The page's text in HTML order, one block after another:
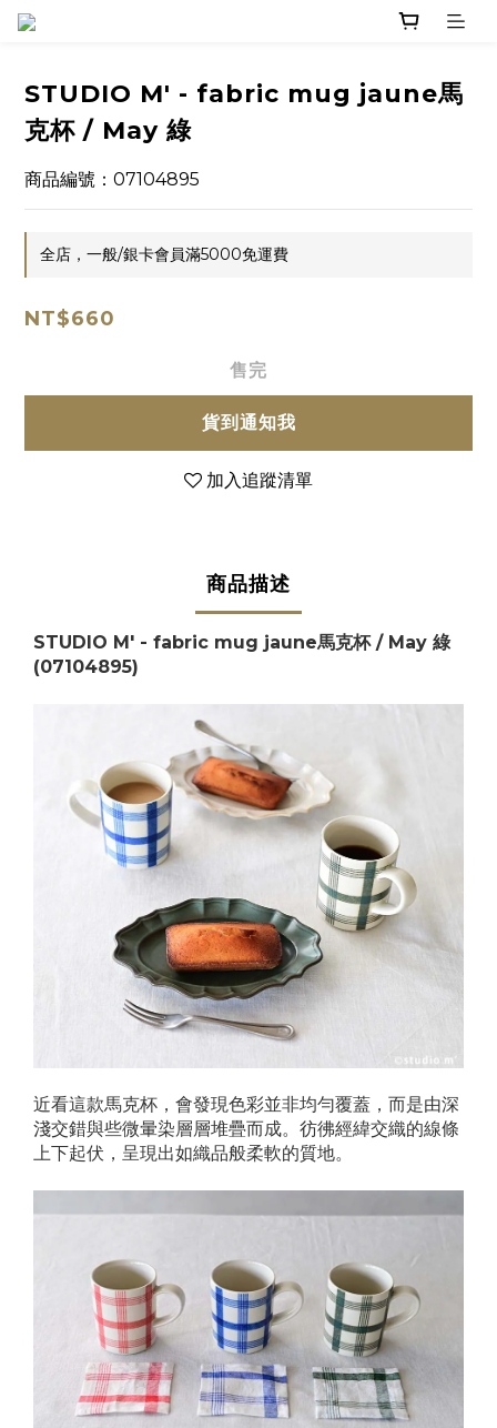
STUDIO M' - fabric mug jaune馬
克杯 / May 綠
商品編號：07104895
全店，一般/銀卡會員滿5000免運費
NT$660
售完
貨到通知我
加入追蹤清單
商品描述
STUDIO M' - fabric mug jaune馬克杯 / May 綠
(07104895)
近看這款馬克杯，會發現色彩並非均勻覆蓋，而是由深
淺交錯與些微暈染層層堆疊而成。彷彿經緯交織的線條
上下起伏，呈現出如織品般柔軟的質地。